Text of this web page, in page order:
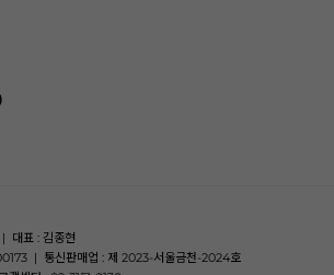
| 대표 : 김종현
| 통신판매업 : 제 2023-서울금천-2024호